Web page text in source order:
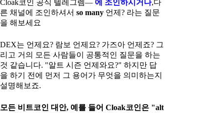
Cloak코인 공식 텔레그렘— 에 조인하시거나,다
른 채널에 조인하셔서 so many 언제? 라는 질문
을 해보세요
DEX는 언제요? 람보 언제요? 가즈아 언제죠? 그
리고 거의 모든 사람들이 공통적인 질문을 하는
것 같습니다. "알트 시즌 언제와요?" 하지만 답
을 하기 전에 먼저 그 용어가 무엇을 의미하는지
설명해보죠.
모든 비트코인 대안, 예를 들어 Cloak코인은 "alt